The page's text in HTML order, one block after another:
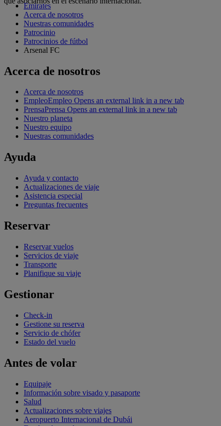
Emirates
Acerca de nosotros
Nuestras comunidades
Patrocinio
Patrocinios de fútbol
Arsenal FC
Acerca de nosotros
Acerca de nosotros
EmpleoEmpleo Opens an external link in a new tab
PrensaPrensa Opens an external link in a new tab
Nuestro planeta
Nuestro equipo
Nuestras comunidades
Ayuda
Ayuda y contacto
Actualizaciones de viaje
Asistencia especial
Preguntas frecuentes
Reservar
Reservar vuelos
Servicios de viaje
Transporte
Planifique su viaje
Gestionar
Check-in
Gestione su reserva
Servicio de chófer
Estado del vuelo
Antes de volar
Equipaje
Información sobre visado y pasaporte
Salud
Actualizaciones sobre viajes
Aeropuerto Internacional de Dubái